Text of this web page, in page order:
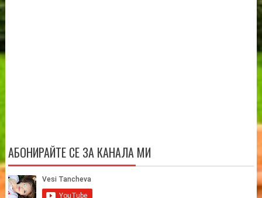
АБОНИРАЙТЕ СЕ ЗА КАНАЛА МИ